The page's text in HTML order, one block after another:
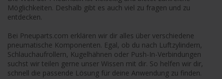
Möglichkeiten. Deshalb gibt es auch viel zu fragen und zu
entdecken.
Bei Pneuparts.com erklären wir dir alles über verschiedene
pneumatische Komponenten. Egal, ob du nach Luftzylindern,
Schlauchaufrollern, Kugelhähnen oder Push-In-Verbindungen
suchst wir teilen gerne unser Wissen mit dir. So helfen wir dir,
schnell die passende Lösung für deine Anwendung zu finden.